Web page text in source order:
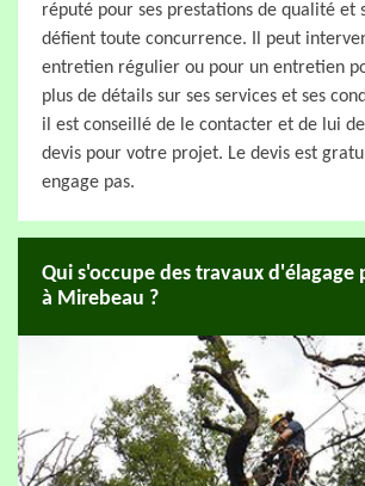
réputé pour ses prestations de qualité et
défient toute concurrence. Il peut
entretien régulier ou pour un entretien
plus de détails sur ses services et ses
il est conseillé de le contacter et de lui
devis pour votre projet. Le devis est
engage pas.
Qui s'occupe des travaux d'élagage
à Mirebeau ?